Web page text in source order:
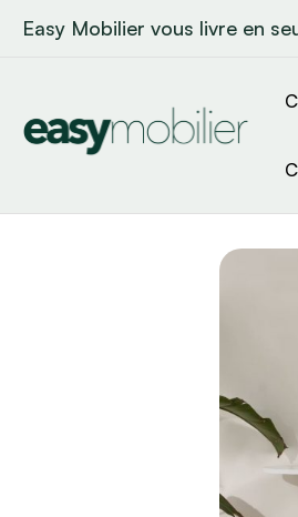
Easy Mobilier vous livre en